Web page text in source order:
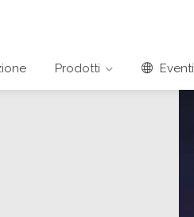
Prodotti Eventi